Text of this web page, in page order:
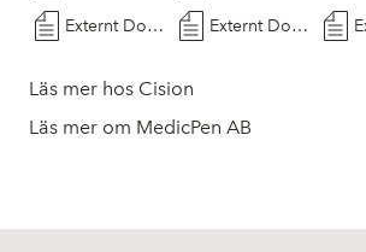
Externt Dokument Externt Dokument
Läs mer hos Cision
Läs mer om MedicPen AB